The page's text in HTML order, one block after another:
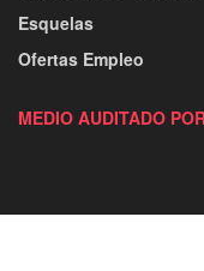
Esquelas
Ofertas Empleo
MEDIO AUDITADO